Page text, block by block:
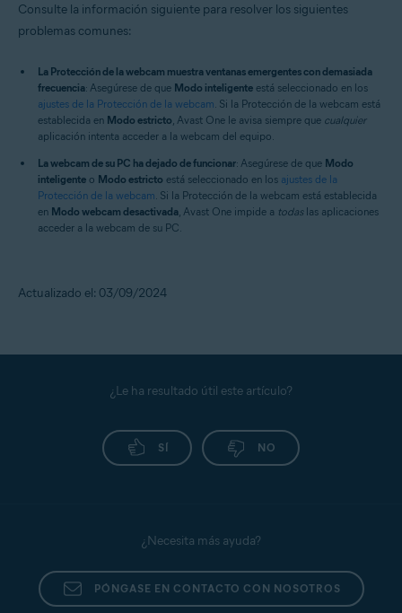
Consulte la información siguiente para resolver los siguientes
problemas comunes:
La Protección de la webcam muestra ventanas emergentes con demasiada
frecuencia: Asegúrese de que Modo inteligente está seleccionado en los
ajustes de la Protección de la webcam . Si la Protección de la webcam está
establecida en Modo estricto , Avast One le avisa siempre que cualquier
aplicación intenta acceder a la webcam del equipo.
La webcam de su PC ha dejado de funcionar: Asegúrese de que Modo
inteligente o Modo estricto está seleccionado en los ajustes de la
Protección de la webcam . Si la Protección de la webcam está establecida
en Modo webcam desactivada , Avast One impide a todaslas aplicaciones
acceder a la webcam de su PC.
Actualizado el: 03/09/2024
¿Le ha resultado útil este artículo?
SÍ NO
¿Necesita más ayuda?
PÓNGASE EN CONTACTO CON NOSOTROS